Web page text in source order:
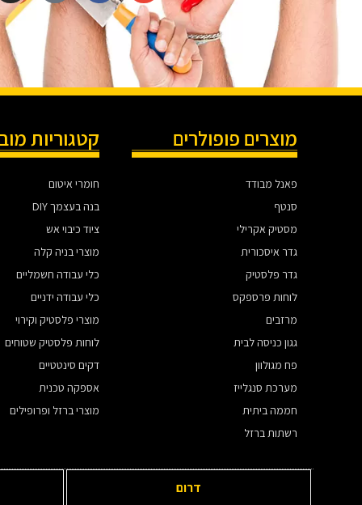
מוצרים פופולרים
פאנל מבודד
סנטף
מסטיק אקרילי
גדר איסכורית
גדר פלסטיק
לוחות פרספקס
מרזבים
גגון כניסה לבית
פח מגולוון
מערכת סנגלייז
חממה ביתית
רשתות ברזל
קטגוריות
חומרי איטום
בנה בעצמך DIY
ציוד כיבוי אש
מוצרי בניה קלה
כלי עבודה חשמליים
כלי עבודה ידניים
מוצרי פלסטיק וקירוי
לוחות פלסטיק שטוחים
דקים סינטטיים
אספקה טכנית
מוצרי ברזל ופרופילים
דרום